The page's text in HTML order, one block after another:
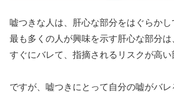
嘘つきな人は、肝心な部分をはぐらかし
最も多くの人が興味を示す肝心な部分
すぐにバレて、指摘されるリスクが高い
ですが、嘘つきにとって自分の嘘がバ